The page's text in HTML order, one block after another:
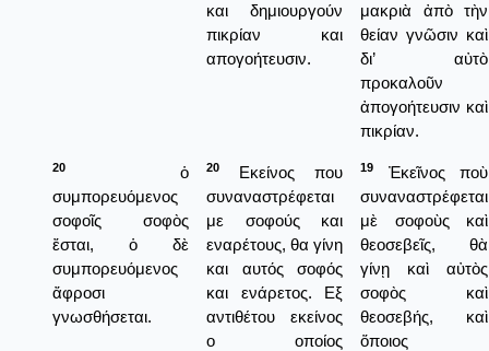
και δημιουργούν
πικρίαν και
απογοήτευσιν.
μακριὰ ἀπὸ τὴν
θείαν γνῶσιν καὶ
δι’ αὐτὸ
προκαλοῦν
ἀπογοήτευσιν καὶ
πικρίαν.
20
ὁ
συμπορευόμενος
σοφοῖς σοφὸς
ἔσται, ὁ δὲ
συμπορευόμενος
ἄφροσι
γνωσθήσεται.
20
Εκείνος που
συναναστρέφεται
με σοφούς και
εναρέτους, θα γίνη
και αυτός σοφός
και ενάρετος. Εξ
αντιθέτου εκείνος
ο οποίος
19
Ἐκεῖνος ποὺ
συναναστρέφεται
μὲ σοφοὺς καὶ
θεοσεβεῖς, θὰ
γίνῃ καὶ αὐτὸς
σοφὸς καὶ
θεοσεβής, καὶ
ὅποιος